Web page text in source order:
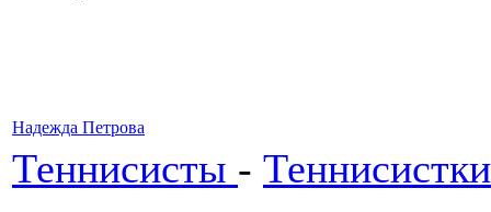
Надежда Петрова
Теннисисты -